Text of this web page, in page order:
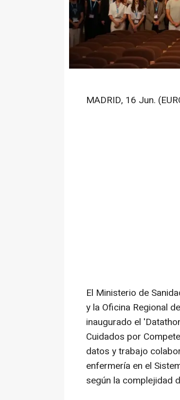
MADRID, 16 Jun.
El Ministerio de
y la Oficina Regional
inaugurado el
Cuidados por
datos y trabajo
enfermería en el
según la complejidad